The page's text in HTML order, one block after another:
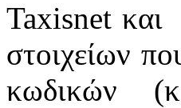
Taxisnet και
στοιχείων
κωδικών